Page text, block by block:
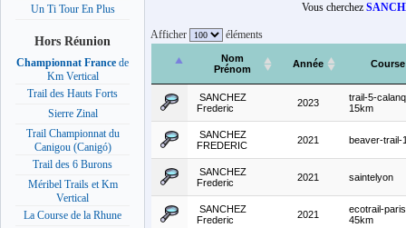
Un Ti Tour En Plus
Hors Réunion
Championnat France de
Km Vertical
Trail des Hauts Forts
Sierre Zinal
Trail Championnat du
Canigou (Canigó)
Trail des 6 Burons
Méribel Trails et Km
Vertical
La Course de la Rhune
Vous cherchez
Afficher éléments
Nom
Prénom
Année Course
SANCHEZ
Frederic
2023
trail-5-
15km
SANCHEZ
FREDERIC
2021 beaver-trail-
SANCHEZ
Frederic
2021 saintelyon
SANCHEZ
Frederic
2021
ecotrail-
45km